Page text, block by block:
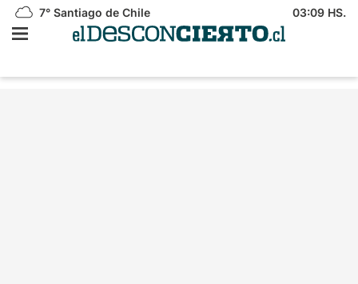
7° Santiago de Chile 03:09 HS.